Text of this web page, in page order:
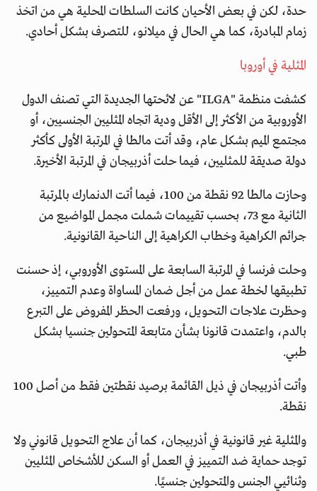
حدة، لكن في بعض الأحيان كانت السلطات المحلية هي من اتخذ
زمام المبادرة، كما هي الحال في ميلانو، للتصرف بشكل أحادي.
المثلية في أوروبا
كشفت منظمة "ILGA" عن لائحتها الجديدة التي تصنف الدول
الأوروبية من الأكثر إلى الأقل ودية اتجاه المثليين الجنسيين، أو
مجتمع الميم بشكل عام، وقد أتت مالطا في المرتبة الأولى كأكثر
دولة صديقة للمثليين، فيما حلت أذربيجان في المرتبة الأخيرة.
وحازت مالطا 92 نقطة من 100، فيما أتت الدنمارك بالمرتبة
الثانية مع 73، بحسب تقييمات شملت مجمل المواضيع من
جرائم الكراهية وخطاب الكراهية إلى الناحية القانونية.
وحلت فرنسا في المرتبة السابعة على المستوى الأوروبي، إذ حسنت
تطبيقها لخطة عمل من أجل ضمان المساواة وعدم التمييز،
وحظرت علاجات التحويل، ورفعت الحظر المفروض على التبرع
بالدم، واعتمدت قانونا بشأن متابعة المتحولين جنسيا بشكل
طبي.
وأتت أذربيجان في ذيل القائمة برصيد نقطتين فقط من أصل 100
نقطة.
والمثلية غير قانونية في أذربيجان، كما أن علاج التحويل قانوني ولا
توجد حماية ضد التمييز في العمل أو السكن للأشخاص المثليين
وثنائيي الجنس والمتحولين جنسيًا.